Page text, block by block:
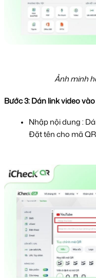
Ảnh minh
Bước 3: Dán link video
Nhập nội dung :
Đặt tên cho mã QR